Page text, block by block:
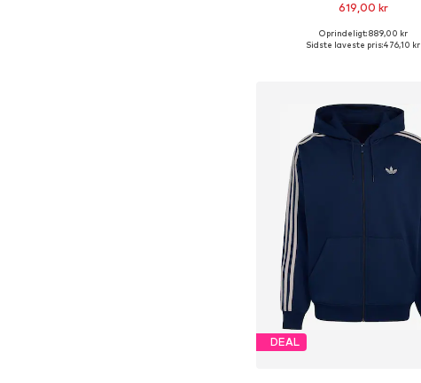
619,00 kr
Fås i mange størrelser
Oprindeligt: 889,00 kr
Sidste laveste pris:476,10 kr
DEAL